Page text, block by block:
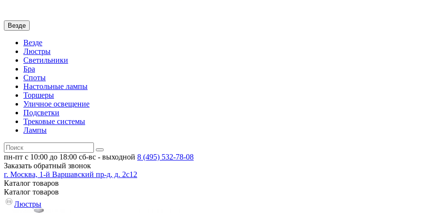
Везде
Везде
Люстры
Светильники
Бра
Споты
Настольные лампы
Торшеры
Уличное освещение
Подсветки
Трековые системы
Лампы
пн-пт с 10:00 до 18:00 сб-вс - выходной 8 (495) 532-78-08
Заказать обратный звонок
г. Москва, 1-й Варшавский пр-д, д. 2с12
Каталог товаров
Каталог товаров
Люстры